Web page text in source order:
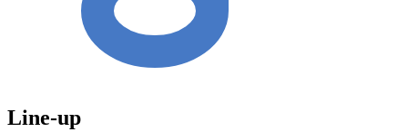
Line-up